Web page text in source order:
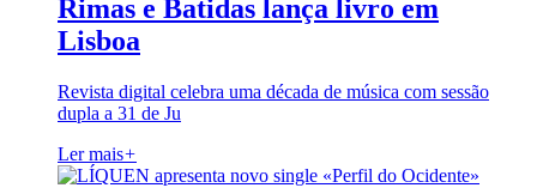
Rimas e Batidas lança livro em
Lisboa
Revista digital celebra uma década de música com sessão
dupla a 31 de Ju
Ler mais+